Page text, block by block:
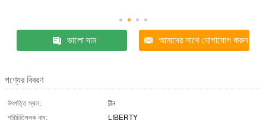
ভালো দাম আমাদের সাথে যোগাযোগ করুন
পণ্যের বিবরণ
উৎপত্তি স্থল:
চীন
পরিচিতিমুলক নাম:
LIBERTY